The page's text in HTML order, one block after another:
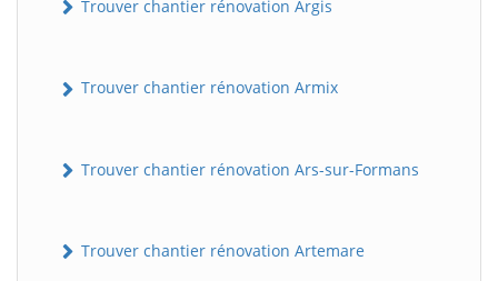
Trouver chantier rénovation Argis
Trouver chantier rénovation Armix
Trouver chantier rénovation Ars-sur-Formans
Trouver chantier rénovation Artemare